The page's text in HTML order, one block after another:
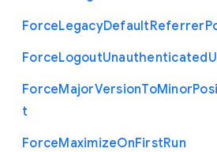
ForceLegacyDefaultReferrer
ForceLogoutUnauthenticated
ForceMajorVersionToMinor
t
ForceMaximizeOnFirstRun